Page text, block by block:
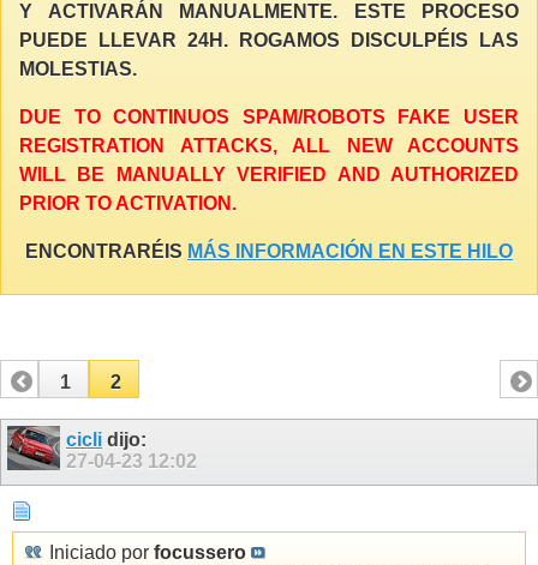
Y ACTIVARÁN MANUALMENTE. ESTE PROCESO
PUEDE LLEVAR 24H. ROGAMOS DISCULPÉIS LAS
MOLESTIAS.
DUE TO CONTINUOS SPAM/ROBOTS FAKE USER
REGISTRATION ATTACKS, ALL NEW ACCOUNTS
WILL BE MANUALLY VERIFIED AND AUTHORIZED
PRIOR TO ACTIVATION.
ENCONTRARÉIS MÁS INFORMACIÓN EN ESTE HILO
1 2
cicli dijo:
27-04-23 12:02
Iniciado por focussero